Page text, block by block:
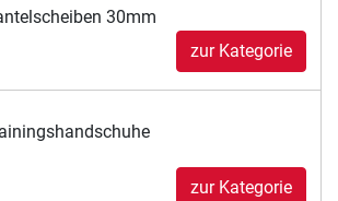
30mm
zur Kategorie
zur Kategorie